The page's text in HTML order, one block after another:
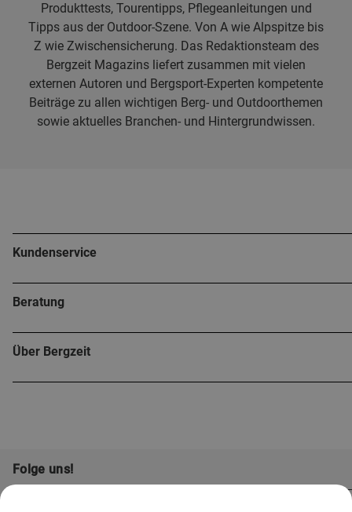
Produkttests, Tourentipps, Pflegeanleitungen und
Tipps aus der Outdoor-Szene. Von A wie Alpspitze bis
Z wie Zwischensicherung. Das Redaktionsteam des
Bergzeit Magazins liefert zusammen mit vielen
externen Autoren und Bergsport-Experten kompetente
Beiträge zu allen wichtigen Berg- und Outdoorthemen
sowie aktuelles Branchen- und Hintergrundwissen.
Kundenservice
Beratung
Über Bergzeit
Folge uns!